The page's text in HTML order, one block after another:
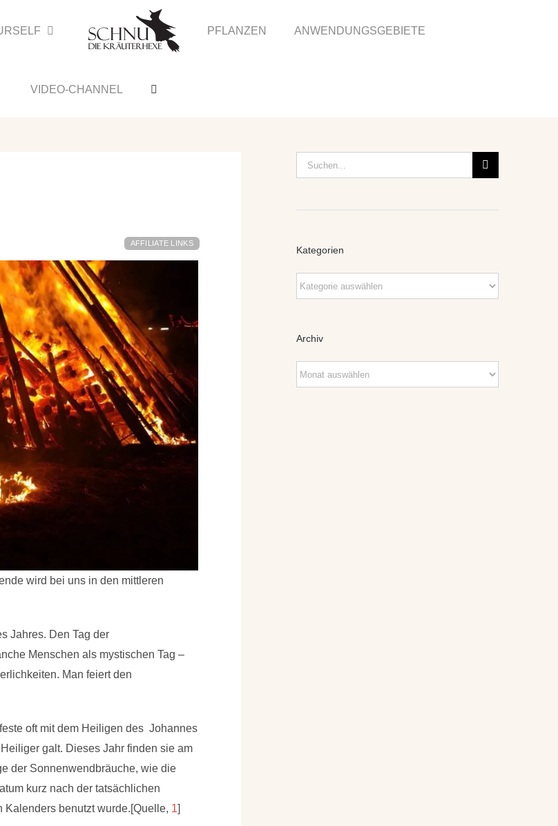
PFLANZEN ANWENDUNGSGEBIETE
VIDEO-CHANNEL
AFFILIATE LINKS
wird bei uns in den mittleren
Jahres. Den Tag der
Menschen als mystischen Tag –
Man feiert den
oft mit dem Heiligen des Johannes
galt. Dieses Jahr finden sie am
der Sonnenwendbräuche, wie die
kurz nach der tatsächlichen
benutzt wurde.[Quelle, 1]
Suche
nach:
Kategorien
Kategorien
Archiv
Archiv